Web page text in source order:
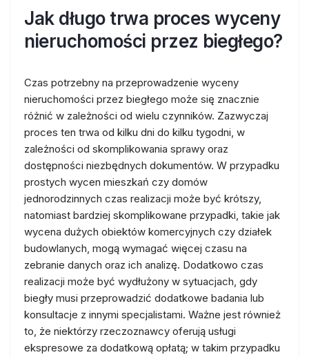
Jak długo trwa proces wyceny
nieruchomości przez biegłego?
Czas potrzebny na przeprowadzenie wyceny
nieruchomości przez biegłego może się znacznie
różnić w zależności od wielu czynników. Zazwyczaj
proces ten trwa od kilku dni do kilku tygodni, w
zależności od skomplikowania sprawy oraz
dostępności niezbędnych dokumentów. W przypadku
prostych wycen mieszkań czy domów
jednorodzinnych czas realizacji może być krótszy,
natomiast bardziej skomplikowane przypadki, takie jak
wycena dużych obiektów komercyjnych czy działek
budowlanych, mogą wymagać więcej czasu na
zebranie danych oraz ich analizę. Dodatkowo czas
realizacji może być wydłużony w sytuacjach, gdy
biegły musi przeprowadzić dodatkowe badania lub
konsultacje z innymi specjalistami. Ważne jest również
to, że niektórzy rzeczoznawcy oferują usługi
ekspresowe za dodatkową opłatą; w takim przypadku